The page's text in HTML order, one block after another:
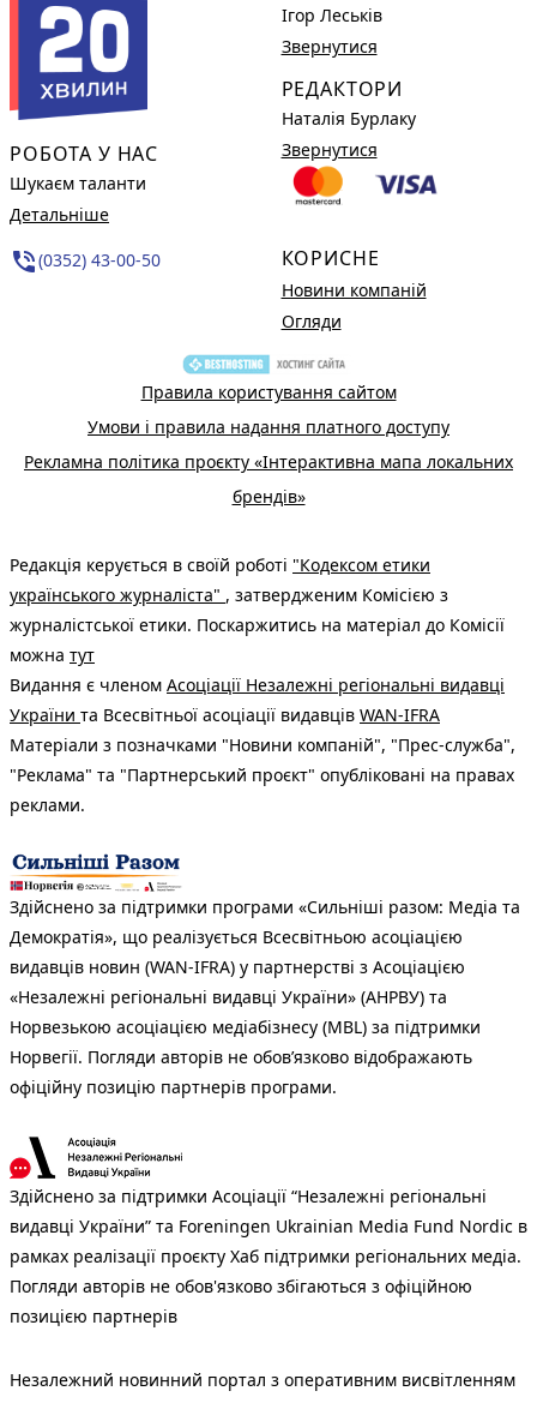
РОБОТА У НАС
Шукаєм таланти
Детальніше
phone_in_talk(0352) 43-00-50
Ігор Леськів
Звернутися
РЕДАКТОРИ
Наталія Бурлаку
Звернутися
КОРИСНЕ
Новини компаній
Огляди
Правила користування сайтом
Умови і правила надання платного доступу
Рекламна політика проєкту «Інтерактивна мапа локальних
брендів»
Редакція керується в своїй роботі "Кодексом етики
українського журналіста" , затвердженим Комісією з
журналістської етики. Поскаржитись на матеріал до Комісії
можна тут
Видання є членом Асоціації Незалежні регіональні видавці
України та Всесвітньої асоціації видавців WAN-IFRA
Матеріали з позначками "Новини компаній", "Прес-служба",
"Реклама" та "Партнерський проєкт" опубліковані на правах
реклами.
Здійснено за підтримки програми «Сильніші разом: Медіа та
Демократія», що реалізується Всесвітньою асоціацією
видавців новин (WAN-IFRA) у партнерстві з Асоціацією
«Незалежні регіональні видавці України» (АНРВУ) та
Норвезькою асоціацією медіабізнесу (MBL) за підтримки
Норвегії. Погляди авторів не обов’язково відображають
офіційну позицію партнерів програми.
Здійснено за підтримки Асоціації “Незалежні регіональні
видавці України” та Foreningen Ukrainian Media Fund Nordic в
рамках реалізації проєкту Хаб підтримки регіональних медіа.
Погляди авторів не обов'язково збігаються з офіційною
позицією партнерів
Незалежний новинний портал з оперативним висвітленням